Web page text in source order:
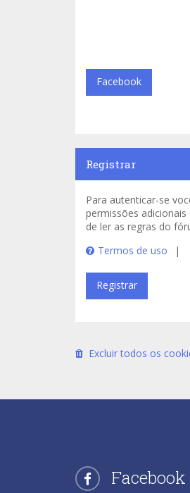
Facebook
Registrar
Para autenticar-se
permissões
de ler as regras do
Termos de uso
|
Registrar
Excluir todos os
Facebook